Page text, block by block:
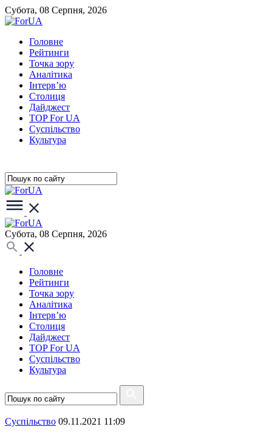
Субота, 08 Серпня, 2026
Головне
Рейтинги
Точка зору
Аналітика
Інтерв’ю
Столиця
Дайджест
TOP For UA
Суспiльство
Культура
Субота, 08 Серпня, 2026
Головне
Рейтинги
Точка зору
Аналітика
Інтерв’ю
Столиця
Дайджест
TOP For UA
Суспiльство
Культура
Суспiльство 09.11.2021 11:09